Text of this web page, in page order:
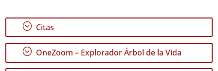
; Citas
; OneZoom – Explorador Árbol de la Vida